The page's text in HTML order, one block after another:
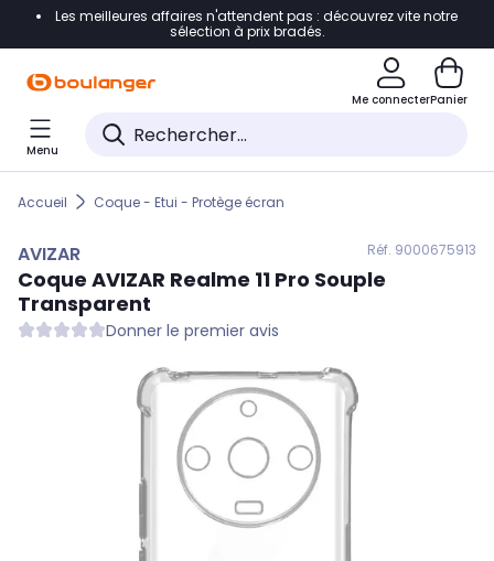
Accéder directement à la navigation
Accéder directement au pied de page
Accéder directement au chatbot
Les meilleures affaires n'attendent pas : découvrez vite notre
sélection à prix bradés.
Me connecterPanier
Menu
Accueil Coque - Etui - Protège écran
AVIZAR Réf. 9000675913
Coque AVIZAR Realme 11 Pro Souple
Transparent
Donner le premier avis